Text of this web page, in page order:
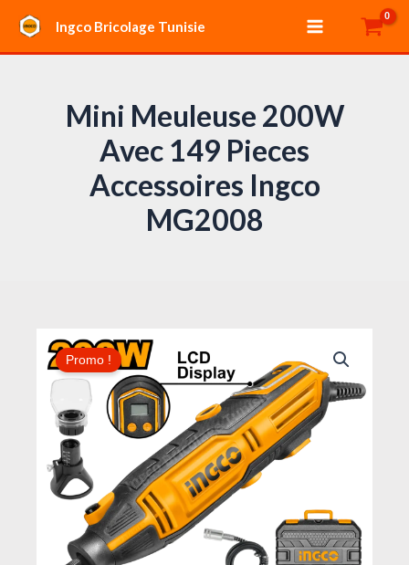
contenu
Ingco Bricolage Tunisie
Main
Menu
Mini Meuleuse 200W
Avec 149 Pieces
Accessoires Ingco
MG2008
Promo !
prix
initial
était :
149,000 د.ت.
prix
actuel
est :
quantité
de
Mini
Meuleuse
200W
Avec
149
Pieces
Accessoires
Ingco